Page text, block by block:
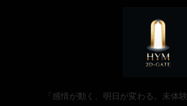
「感情が動く、明日が変わる。未体